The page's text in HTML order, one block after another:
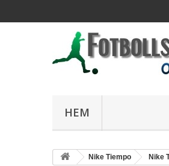
HEM
Nike Tiempo Nike